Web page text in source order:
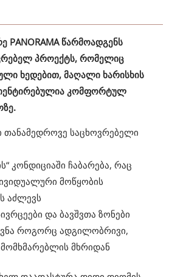
წარმოადგენს
პროექტს, რომელიც
ხედებით, მაღალი ხარისხის
კომფორტულ
თანამედროვე საცხოვრებელი
კონდიციაში ჩაბარება, რაც
მოწყობის
აძლევს
და ბავშვთა ზონები
როგორც ადგილობრივი,
მხრიდან